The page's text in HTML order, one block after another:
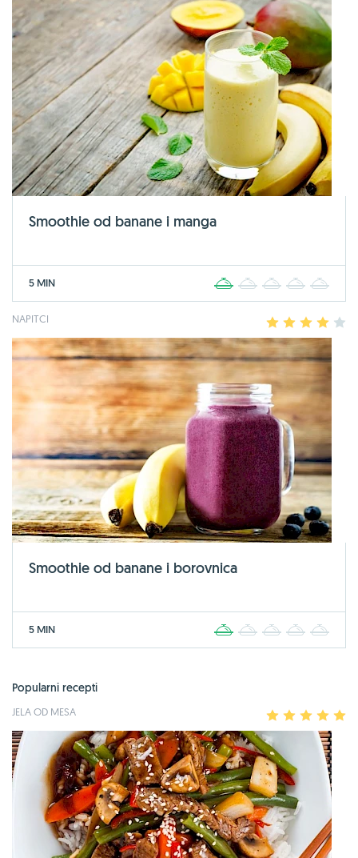
Smoothie od banane i manga
5 MIN 2 3 4
NAPITCI 2 3 4
Smoothie od banane i borovnica
5 MIN 2 3 4
Popularni recepti
JELA OD MESA 2 3 4